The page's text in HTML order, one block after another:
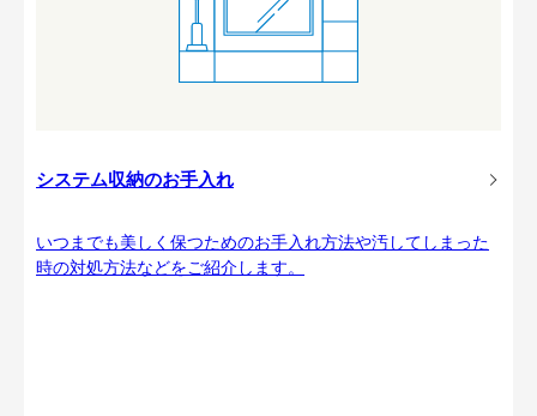
システム収納のお手入れ
いつまでも美しく保つためのお手入れ方法や汚してしまった
時の対処方法などをご紹介します。